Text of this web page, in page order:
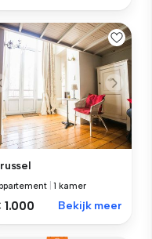
|1 kamer
1.000 Bekijk meer